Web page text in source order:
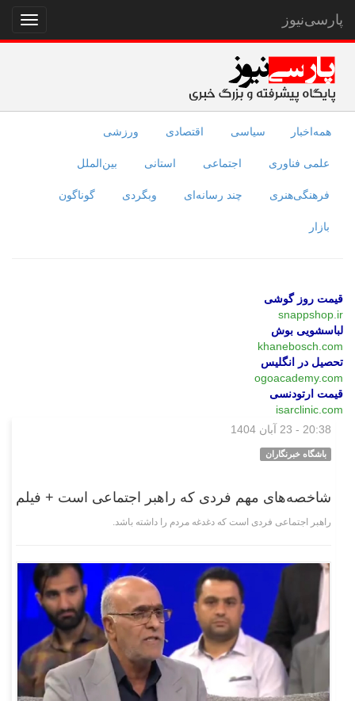
نمایش
منو
پارسی‌نیوز
همه‌اخبار سیاسی اقتصادی ورزشی
علمی فناوری اجتماعی استانی بین‌الملل
فرهنگی‌هنری چند رسانه‌ای وبگردی گوناگون
بازار
قیمت روز گوشی
snappshop.ir
لباسشویی بوش
khanebosch.com
تحصیل در انگلیس
ogoacademy.com
قیمت ارتودنسی
isarclinic.com
20:38 - 23 آبان 1404
باشگاه خبرنگاران
شاخصه‌های مهم فردی که راهبر اجتماعی است + فیلم
راهبر اجتماعی فردی است که دغدغه مردم را داشته باشد.